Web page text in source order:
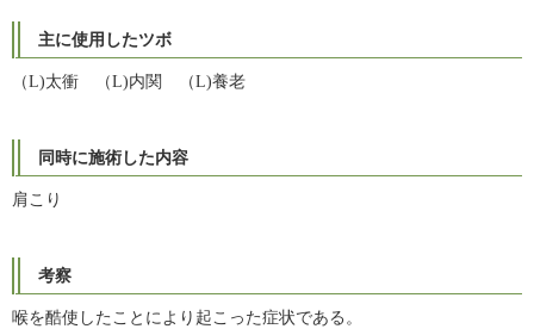
主に使用したツボ
（L)太衝 （L)内関 （L)養老
同時に施術した内容
肩こり
考察
喉を酷使したことにより起こった症状である。